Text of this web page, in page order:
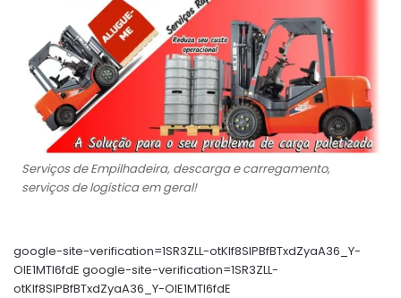
Serviços de Empilhadeira, descarga e carregamento,
serviços de logística em geral!
google-site-verification=1SR3ZLL-otKIf8SlPBfBTxdZyaA36_Y-
OIE1MTl6fdE google-site-verification=1SR3ZLL-
otKIf8SlPBfBTxdZyaA36_Y-OIE1MTl6fdE